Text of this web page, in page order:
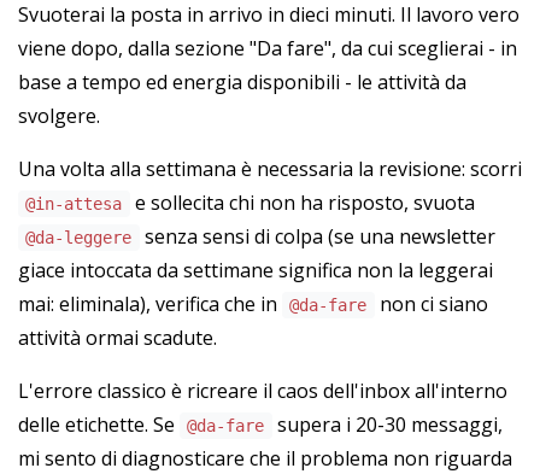
Svuoterai la posta in arrivo in dieci minuti. Il lavoro vero
viene dopo, dalla sezione "Da fare", da cui sceglierai - in
base a tempo ed energia disponibili - le attività da
svolgere.
Una volta alla settimana è necessaria la revisione: scorri
@in-attesa e sollecita chi non ha risposto, svuota
@da-leggere
senza sensi di colpa (se una newsletter
giace intoccata da settimane significa non la leggerai
mai: eliminala), verifica che in
@da-fare
non ci siano
attività ormai scadute.
L'errore classico è ricreare il caos dell'inbox all'interno
delle etichette. Se
@da-fare
supera i 20-30 messaggi,
mi sento di diagnosticare che il problema non riguarda